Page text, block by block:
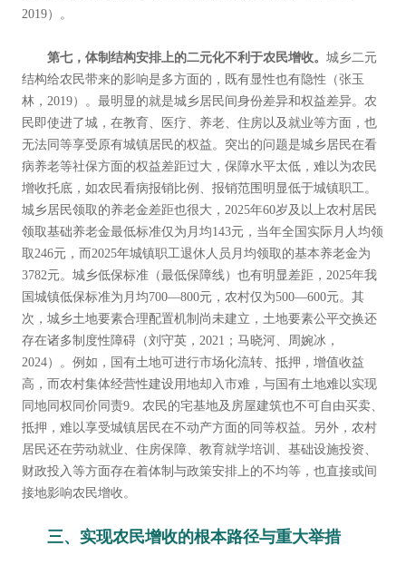
2019）。
第七，体制结构安排上的二元化不利于农民增收。城乡二元
结构给农民带来的影响是多方面的，既有显性也有隐性（张玉
林，2019）。最明显的就是城乡居民间身份差异和权益差异。农
民即使进了城，在教育、医疗、养老、住房以及就业等方面，也
无法同等享受原有城镇居民的权益。突出的问题是城乡居民在看
病养老等社保方面的权益差距过大，保障水平太低，难以为农民
增收托底，如农民看病报销比例、报销范围明显低于城镇职工。
城乡居民领取的养老金差距也很大，2025年60岁及以上农村居民
领取基础养老金最低标准仅为月均143元，当年全国实际月人均领
取246元，而2025年城镇职工退休人员月均领取的基本养老金为
3782元。城乡低保标准（最低保障线）也有明显差距，2025年我
国城镇低保标准为月均700—800元，农村仅为500—600元。其
次，城乡土地要素合理配置机制尚未建立，土地要素公平交换还
存在诸多制度性障碍（刘守英，2021；马晓河、周婉冰，
2024）。例如，国有土地可进行市场化流转、抵押，增值收益
高，而农村集体经营性建设用地却入市难，与国有土地难以实现
同地同权同价同责9。农民的宅基地及房屋建筑也不可自由买卖、
抵押，难以享受城镇居民在不动产方面的同等权益。另外，农村
居民还在劳动就业、住房保障、教育就学培训、基础设施投资、
财政投入等方面存在着体制与政策安排上的不均等，也直接或间
接地影响农民增收。
三、实现农民增收的根本路径与重大举措